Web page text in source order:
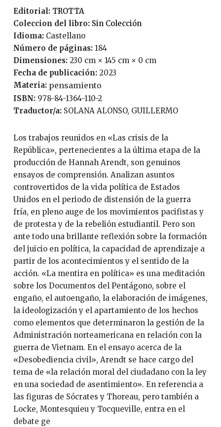
Editorial:
TROTTA
Coleccion del libro:
Sin Colección
Idioma:
Castellano
Número de páginas: 184
Dimensiones: 230 cm × 145 cm × 0 cm
Fecha de publicación:
2023
Materia: pensamiento
ISBN:
978-84-1364-110-2
Traductor/a:
SOLANA ALONSO, GUILLERMO
Los trabajos reunidos en «Las crisis de la
República», pertenecientes a la última etapa de la
producción de Hannah Arendt, son genuinos
ensayos de comprensión. Analizan asuntos
controvertidos de la vida política de Estados
Unidos en el periodo de distensión de la guerra
fría, en pleno auge de los movimientos pacifistas y
de protesta y de la rebelión estudiantil. Pero son
ante todo una brillante reflexión sobre la formación
del juicio en política, la capacidad de aprendizaje a
partir de los acontecimientos y el sentido de la
acción. «La mentira en política» es una meditación
sobre los Documentos del Pentágono, sobre el
engaño, el autoengaño, la elaboración de imágenes,
la ideologización y el apartamiento de los hechos
como elementos que determinaron la gestión de la
Administración norteamericana en relación con la
guerra de Vietnam. En el ensayo acerca de la
«Desobediencia civil», Arendt se hace cargo del
tema de «la relación moral del ciudadano con la ley
en una sociedad de asentimiento». En referencia a
las figuras de Sócrates y Thoreau, pero también a
Locke, Montesquieu y Tocqueville, entra en el
debate ge